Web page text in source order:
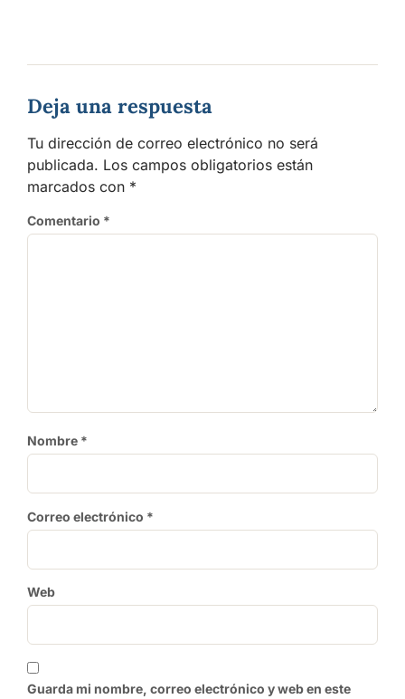
Deja una respuesta
Tu dirección de correo electrónico no será
publicada. Los campos obligatorios están
marcados con *
Comentario *
Nombre *
Correo electrónico *
Web
Guarda mi nombre, correo electrónico y web en este